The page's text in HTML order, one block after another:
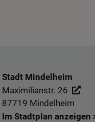
Stadt Mindelheim
Maximilianstr. 26
87719 Mindelheim
Im Stadtplan anzeigen